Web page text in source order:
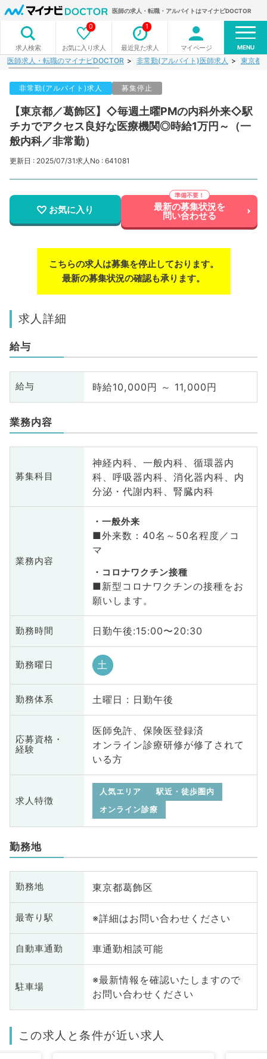
医師の求人・転職・アルバイトはマイナビDOCTOR
求人検索 お気に入り求人
0
最近見た求人
1
マイページ MENU
医師求人・転職のマイナビDOCTOR 非常勤(アルバイト)医師求人 東京都
非常勤(アルバイト)求人 募集停止
【東京都／葛飾区】◇毎週土曜PMの内科外来◇駅
チカでアクセス良好な医療機関◎時給1万円～（一
般内科／非常勤）
更新日 : 2025/07/31求人No : 641081
お気に入り 最新の募集状況を
問い合わせる
こちらの求人は募集を停止しております。
最新の募集状況の確認も承ります。
求人詳細
給与
給与 時給10,000円 ～ 11,000円
業務内容
募集科目
神経内科、一般内科、循環器内
科、呼吸器内科、消化器内科、内
分泌・代謝内科、腎臓内科
業務内容
一般外来
■外来数：40名～50名程度／コ
マ
コロナワクチン接種
■新型コロナワクチンの接種をお
願いします。
勤務時間 日勤午後:15:00〜20:30
勤務曜日 土
勤務体系 土曜日 : 日勤午後
応募資格・
経験
医師免許、保険医登録済
オンライン診療研修が修了されて
いる方
求人特徴
人気エリア
駅近・徒歩圏内
オンライン診療
勤務地
勤務地 東京都葛飾区
最寄り駅 ※詳細はお問い合わせください
自動車通勤 車通勤相談可能
駐車場
※最新情報を確認いたしますので
お問い合わせください
この求人と条件が近い求人